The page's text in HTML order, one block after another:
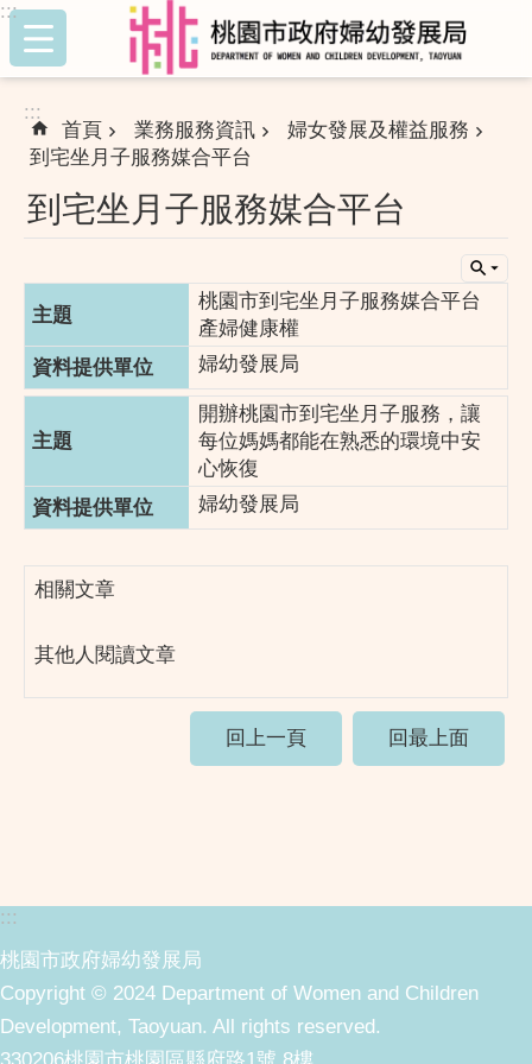
跳到主要內容區塊
:::
:::
首頁 業務服務資訊
婦女發展及權益服務
到宅坐月子服務媒合平台
到宅坐月子服務媒合平台
桃園市到宅坐月子服務媒合平台
產婦健康權
婦幼發展局
開辦桃園市到宅坐月子服務，讓
每位媽媽都能在熟悉的環境中安
心恢復
婦幼發展局
相關文章
其他人閱讀文章
回上一頁 回最上面
:::
桃園市政府婦幼發展局
Copyright © 2024 Department of Women and Children
Development, Taoyuan. All rights reserved.